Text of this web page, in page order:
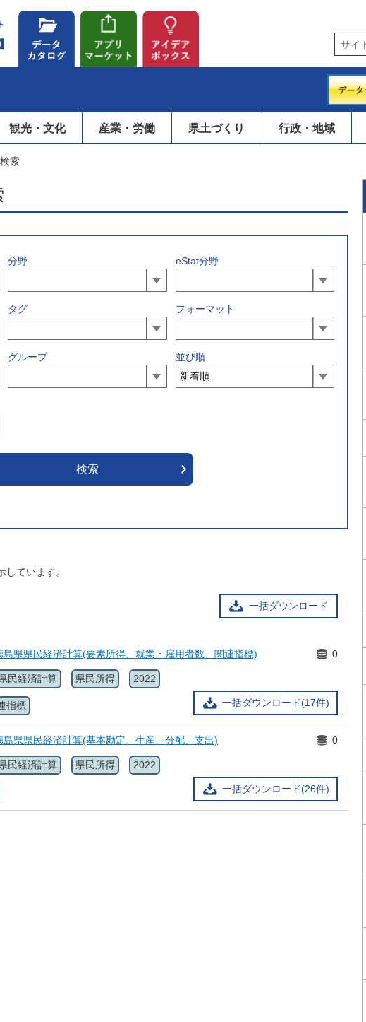
観光・文化 産業・労働 県土づくり 行政・地域
索
分野 eStat分野
タグ フォーマット
グループ 並び順
しています。
一括ダウンロード
島県県民経済計算(要素所得、就業・雇用者数、関連指標)
一括ダウンロード(17件)
0
民経済計算 県民所得 2022
指標
島県県民経済計算(基本勘定、生産、分配、支出)
一括ダウンロード(26件)
0
民経済計算 県民所得 2022